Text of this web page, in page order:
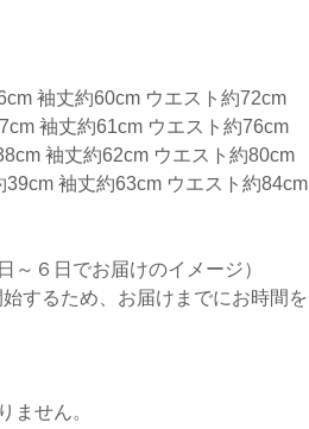
袖丈約60cm ウエスト約72cm
袖丈約61cm ウエスト約76cm
袖丈約62cm ウエスト約80cm
39cm 袖丈約63cm ウエスト約84cm
～６日でお届けのイメージ）
するため、お届けまでにお時間を
ません。